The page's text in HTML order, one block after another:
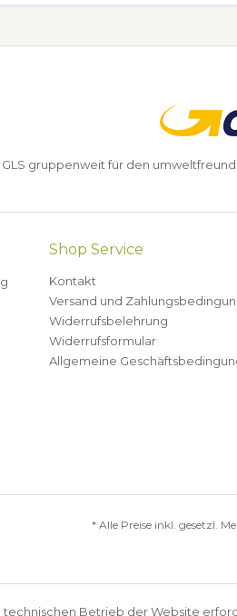
gruppenweit für den
Shop Service
Kontakt
Versand und
Widerrufsbelehrung
Widerrufsformular
Allgemeine
* Alle Preise inkl. gesetzl.
Betrieb der Website